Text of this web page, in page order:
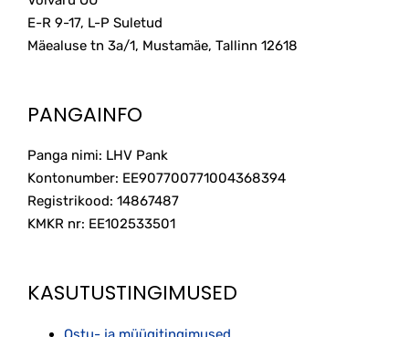
E-R 9-17, L-P Suletud
Mäealuse tn 3a/1, Mustamäe, Tallinn 12618
PANGAINFO
Panga nimi: LHV Pank
Kontonumber: EE907700771004368394
Registrikood: 14867487
KMKR nr: EE102533501
KASUTUSTINGIMUSED